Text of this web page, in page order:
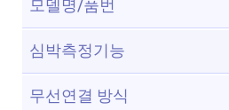
모델명/품번
심박측정기능
무선연결 방식